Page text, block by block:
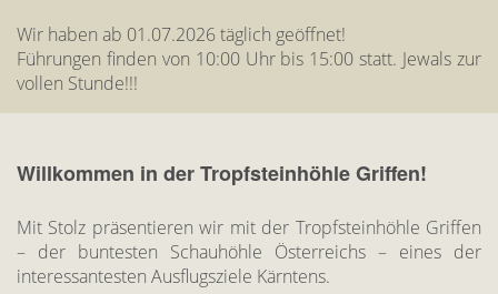
Wir haben ab 01.07.2026 täglich geöffnet!
Führungen finden von 10:00 Uhr bis 15:00 statt. Jewals zur
vollen Stunde!!!
Willkommen in der Tropfsteinhöhle Griffen!
Mit Stolz präsentieren wir mit der Tropfsteinhöhle Griffen
– der buntesten Schauhöhle Österreichs – eines der
interessantesten Ausflugsziele Kärntens.